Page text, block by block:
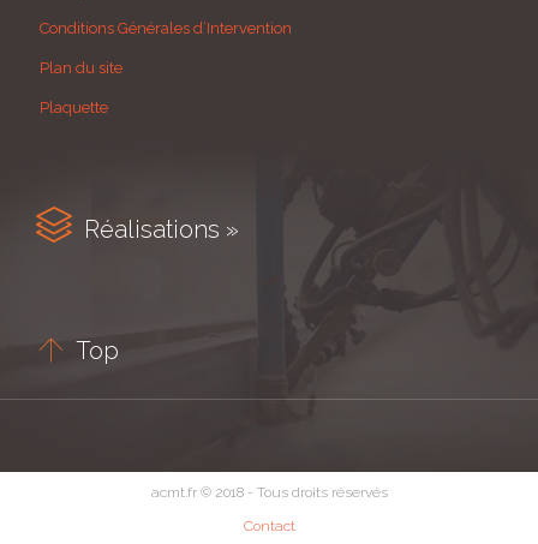
Conditions Générales d’Intervention
Plan du site
Plaquette
 Réalisations »
 Top
acmt.fr © 2018 - Tous droits réservés
Contact